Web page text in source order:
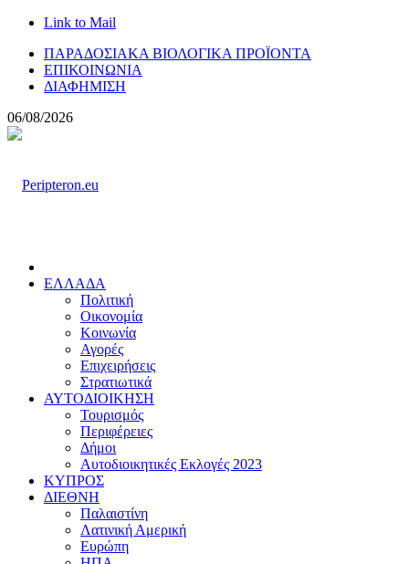
Link to Mail
ΠΑΡΑΔΟΣΙΑΚΑ ΒΙΟΛΟΓΙΚΑ ΠΡΟΪΟΝΤΑ
ΕΠΙΚΟΙΝΩΝΙΑ
ΔΙΑΦΗΜΙΣΗ
06/08/2026
ΕΛΛΑΔΑ
Πολιτική
Οικονομία
Κοινωνία
Αγορές
Επιχειρήσεις
Στρατιωτικά
ΑΥΤΟΔΙΟΙΚΗΣΗ
Τουρισμός
Περιφέρειες
Δήμοι
Αυτοδιοικητικές Εκλογές 2023
ΚΥΠΡΟΣ
ΔΙΕΘΝΗ
Παλαιστίνη
Λατινική Αμερική
Ευρώπη